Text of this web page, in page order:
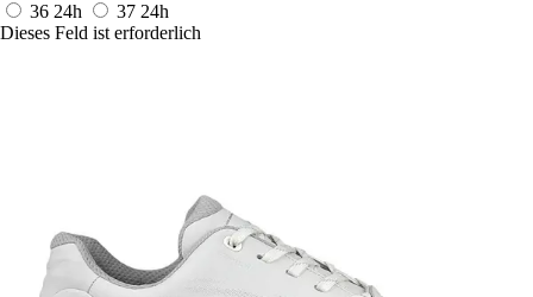
36 24h 37 24h
Dieses Feld ist erforderlich